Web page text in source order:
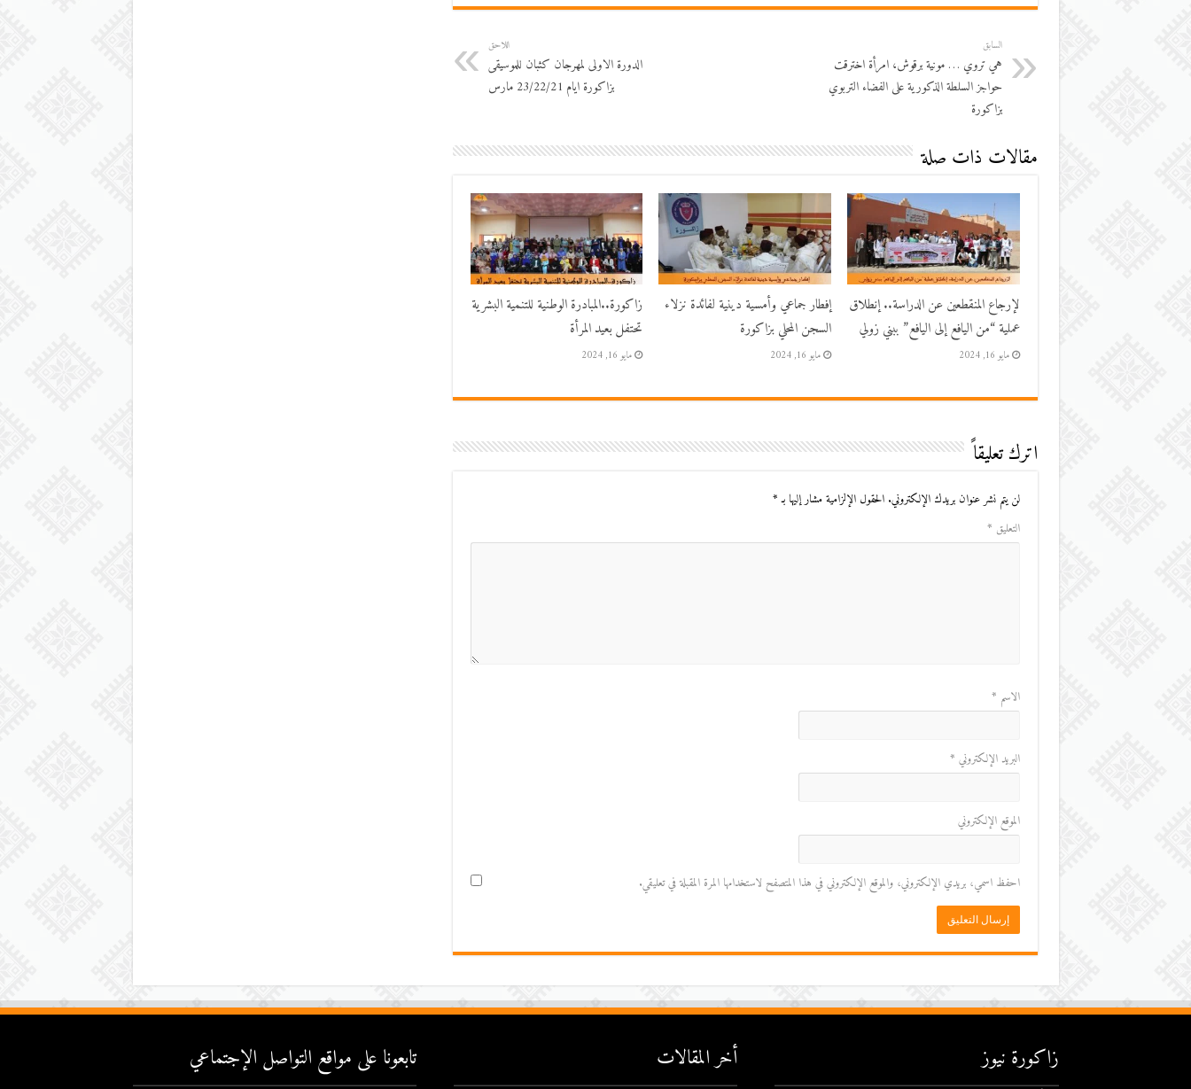
السابق
هي تروي … مونية برقوش، امرأة اخترقت
حواجز السلطة الذكورية على الفضاء التربوي
بزاكورة
اللاحق
الدورة الاولى لمهرجان كثبان للموسيقى
بزاكورة ايام 23/22/21 مارس
مقالات ذات صلة
لإرجاع المنقطعين عن الدراسة.. إنطلاق
عملية “من اليافع إلى اليافع” ببني زولي
مايو 16, 2024
إفطار جماعي وأمسية دينية لفائدة نزلاء
السجن المحلي بزاكورة
مايو 16, 2024
زاكورة..المبادرة الوطنية للتنمية البشرية
تحتفل بعيد المرأة
مايو 16, 2024
اترك تعليقاً
لن يتم نشر عنوان بريدك الإلكتروني. الحقول الإلزامية مشار إليها بـ*
التعليق *
الاسم *
البريد الإلكتروني *
الموقع الإلكتروني
احفظ اسمي، بريدي الإلكتروني، والموقع الإلكتروني في هذا المتصفح لاستخدامها المرة المقبلة في تعليقي.
زاكورة نيوز أخر المقالات تابعونا على مواقع التواصل اﻹجتماعي